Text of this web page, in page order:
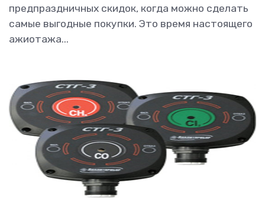
предпраздничных скидок, когда можно сделать
самые выгодные покупки. Это время настоящего
ажиотажа...